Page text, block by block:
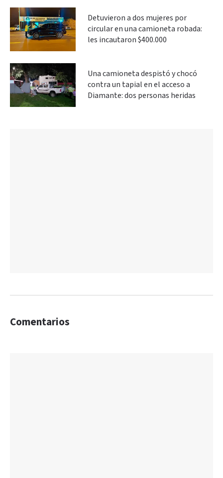
Detuvieron a dos mujeres por
circular en una camioneta robada:
les incautaron $400.000
Una camioneta despistó y chocó
contra un tapial en el acceso a
Diamante: dos personas heridas
Comentarios